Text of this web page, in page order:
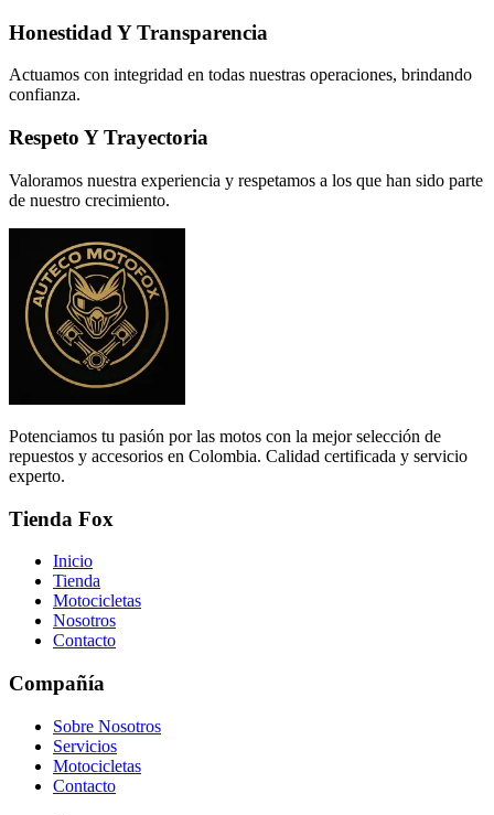
Honestidad Y Transparencia
Actuamos con integridad en todas nuestras operaciones, brindando
confianza.
Respeto Y Trayectoria
Valoramos nuestra experiencia y respetamos a los que han sido parte
de nuestro crecimiento.
Potenciamos tu pasión por las motos con la mejor selección de
repuestos y accesorios en Colombia. Calidad certificada y servicio
experto.
Tienda Fox
Inicio
Tienda
Motocicletas
Nosotros
Contacto
Compañía
Sobre Nosotros
Servicios
Motocicletas
Contacto